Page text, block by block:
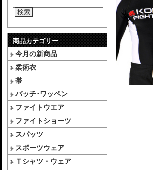
検索
商品カテゴリー
今月の新商品
柔術衣
帯
パッチ･ワッペン
ファイトウエア
ファイトショーツ
スパッツ
スポーツウェア
Ｔシャツ・ウェア